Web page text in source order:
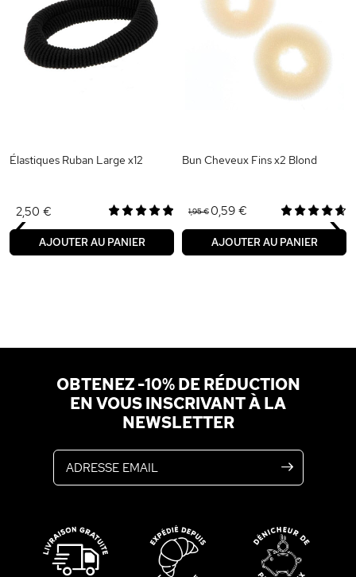
Élastiques Ruban Large x12
2,50 €
AJOUTER AU PANIER
Bun Cheveux Fins x2 Blond
1,95 €0,59 €
AJOUTER AU PANIER
‹ ›
OBTENEZ -10% DE RÉDUCTION
EN VOUS INSCRIVANT À LA
NEWSLETTER